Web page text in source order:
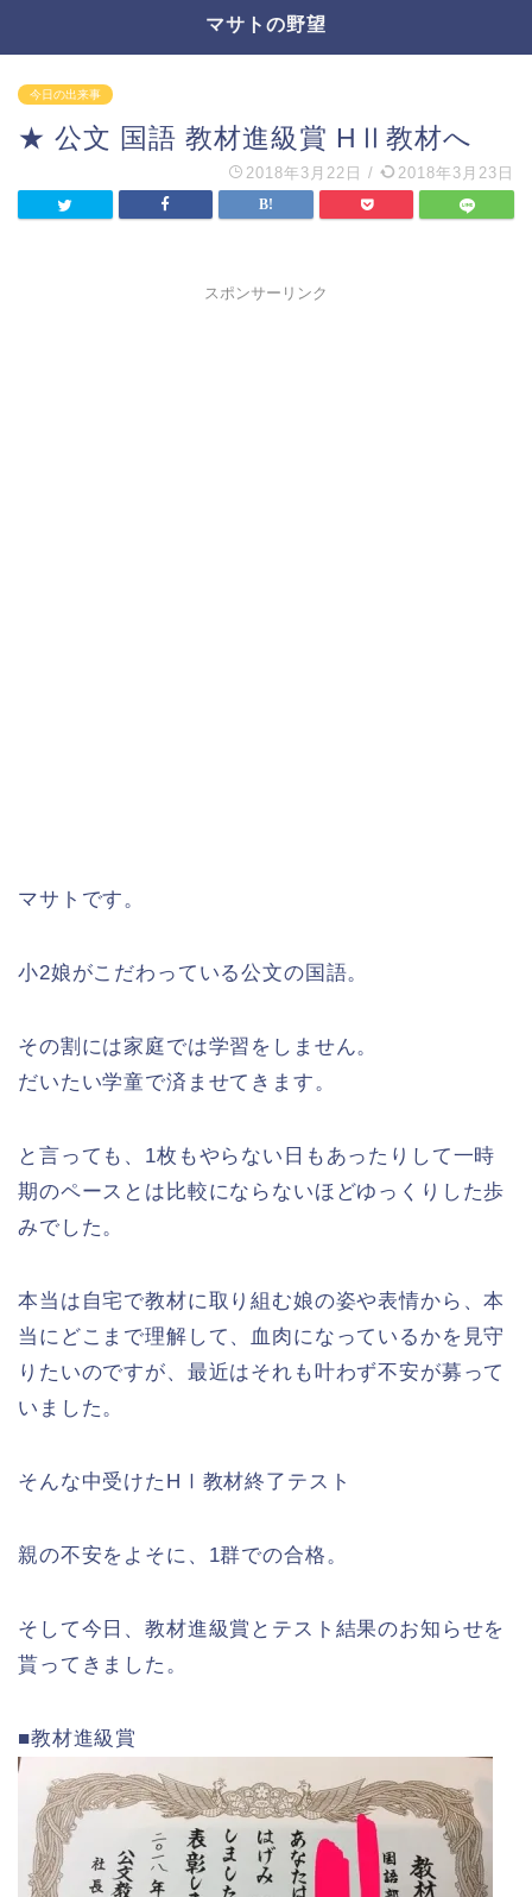
マサトの野望
今日の出来事
★ 公文 国語 教材進級賞 HⅡ教材へ
2018年3月22日 / 2018年3月23日
スポンサーリンク
マサトです。
小2娘がこだわっている公文の国語。
その割には家庭では学習をしません。
だいたい学童で済ませてきます。
と言っても、1枚もやらない日もあったりして一時
期のペースとは比較にならないほどゆっくりした歩
みでした。
本当は自宅で教材に取り組む娘の姿や表情から、本
当にどこまで理解して、血肉になっているかを見守
りたいのですが、最近はそれも叶わず不安が募って
いました。
そんな中受けたHⅠ教材終了テスト
親の不安をよそに、1群での合格。
そして今日、教材進級賞とテスト結果のお知らせを
貰ってきました。
■教材進級賞